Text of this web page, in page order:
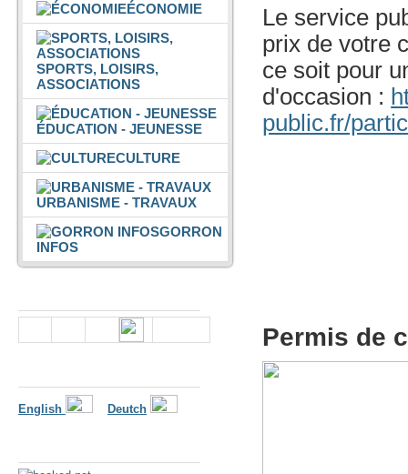
ÉCONOMIE
SPORTS, LOISIRS,
ASSOCIATIONS
ÉDUCATION - JEUNESSE
CULTURE
URBANISME - TRAVAUX
GORRON
INFOS
English Deutch
Le service
prix de votre
ce soit pour
d'occasion :
public.fr/
Permis de